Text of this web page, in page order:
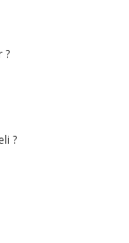
?
?